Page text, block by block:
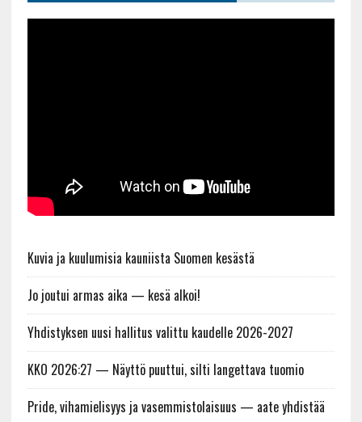
Kuvia ja kuulumisia kauniista Suomen kesästä
Jo joutui armas aika — kesä alkoi!
Yhdistyksen uusi hallitus valittu kaudelle 2026-2027
KKO 2026:27 — Näyttö puuttui, silti langettava tuomio
Pride, vihamielisyys ja vasemmistolaisuus — aate yhdistää